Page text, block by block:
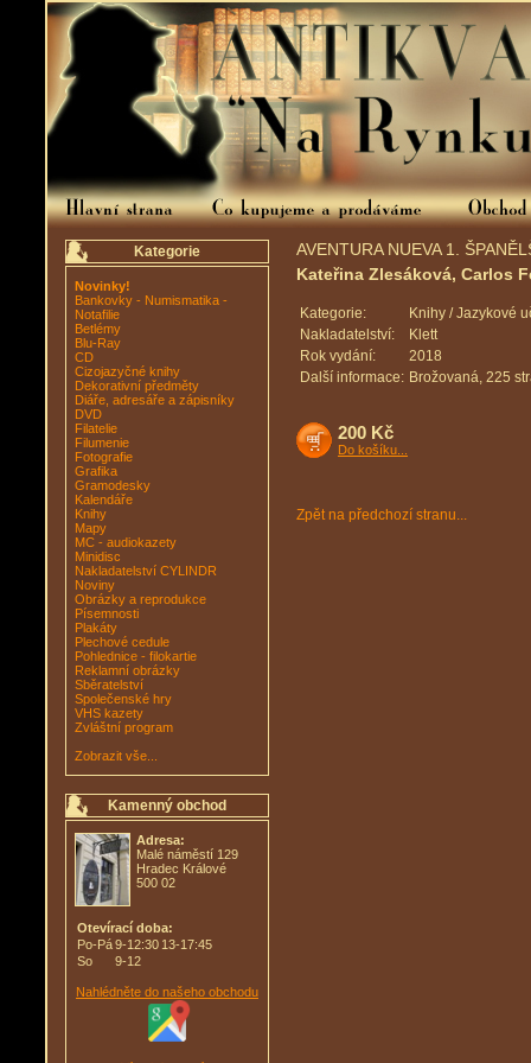
Kategorie
Novinky!
Bankovky - Numismatika -
Notafilie
Betlémy
Blu-Ray
CD
Cizojazyčné knihy
Dekorativní předměty
Diáře, adresáře a zápisníky
DVD
Filatelie
Filumenie
Fotografie
Grafika
Gramodesky
Kalendáře
Knihy
Mapy
MC - audiokazety
Minidisc
Nakladatelství CYLINDR
Noviny
Obrázky a reprodukce
Písemnosti
Plakáty
Plechové cedule
Pohlednice - filokartie
Reklamní obrázky
Sběratelství
Společenské hry
VHS kazety
Zvláštní program
Zobrazit vše...
Kamenný obchod
Adresa:
Malé náměstí 129
Hradec Králové
500 02
Otevírací doba:
Po-Pá9-12:30 13-17:45
So
9-12
Nahlédněte do našeho obchodu
AVENTURA NUEVA 1.
Kateřina Zlesáková, Carlos
Kategorie:
Knihy / Jazykové
Nakladatelství:
Klett
Rok vydání:
2018
Další informace: Brožovaná, 225
200 Kč
Do košíku...
Zpět na předchozí stranu...